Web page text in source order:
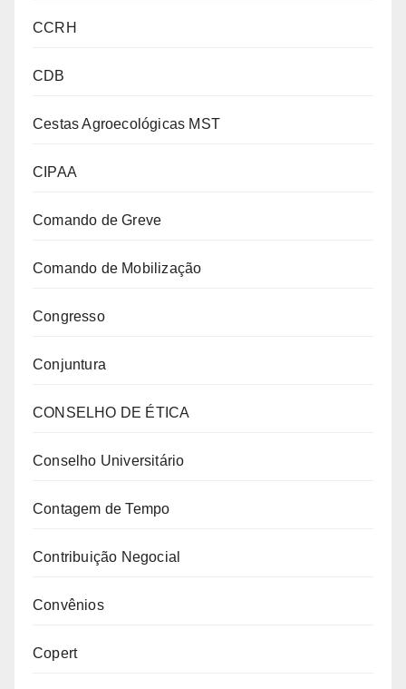
CCRH
CDB
Cestas Agroecológicas MST
CIPAA
Comando de Greve
Comando de Mobilização
Congresso
Conjuntura
CONSELHO DE ÉTICA
Conselho Universitário
Contagem de Tempo
Contribuição Negocial
Convênios
Copert